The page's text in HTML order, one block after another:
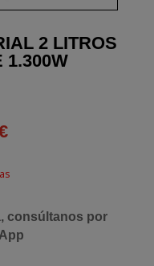
2 LITROS
1.300W
consúltanos por